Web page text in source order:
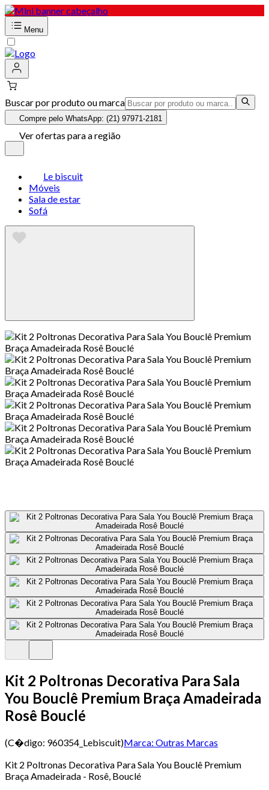
Menu
Buscar por produto ou marca
Compre pelo WhatsApp: (21) 97971-2181
Ver ofertas para a região
Le biscuit
Móveis
Sala de estar
Sofá
Kit 2 Poltronas Decorativa Para Sala
You Bouclê Premium Braça Amadeirada
Rosê Bouclé
(C�digo: 960354_Lebiscuit)Marca: Outras Marcas
Kit 2 Poltronas Decorativa Para Sala You Bouclê Premium
Braça Amadeirada - Rosê, Bouclé